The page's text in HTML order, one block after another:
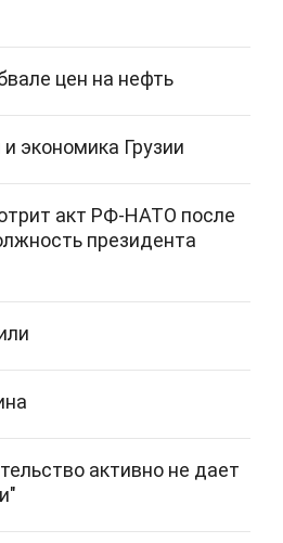
цен на нефть
экономика Грузии
акт РФ-НАТО после
президента
активно не дает